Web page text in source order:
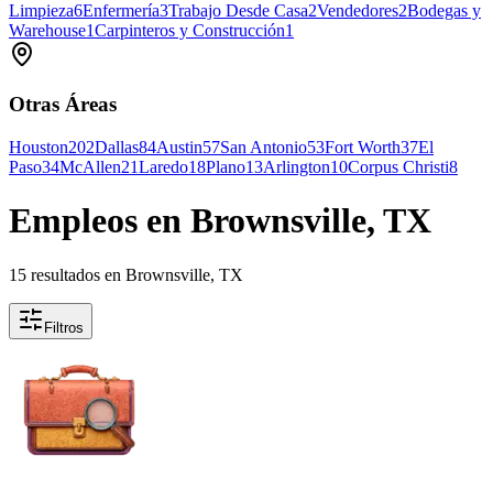
Limpieza6Enfermería3Trabajo Desde Casa2Vendedores2Bodegas y
Warehouse1Carpinteros y Construcción1
Otras Áreas
Houston202Dallas84Austin57San Antonio53Fort Worth37El
Paso34McAllen21Laredo18Plano13Arlington10Corpus Christi8
Empleos en Brownsville, TX
15 resultados en Brownsville, TX
Filtros